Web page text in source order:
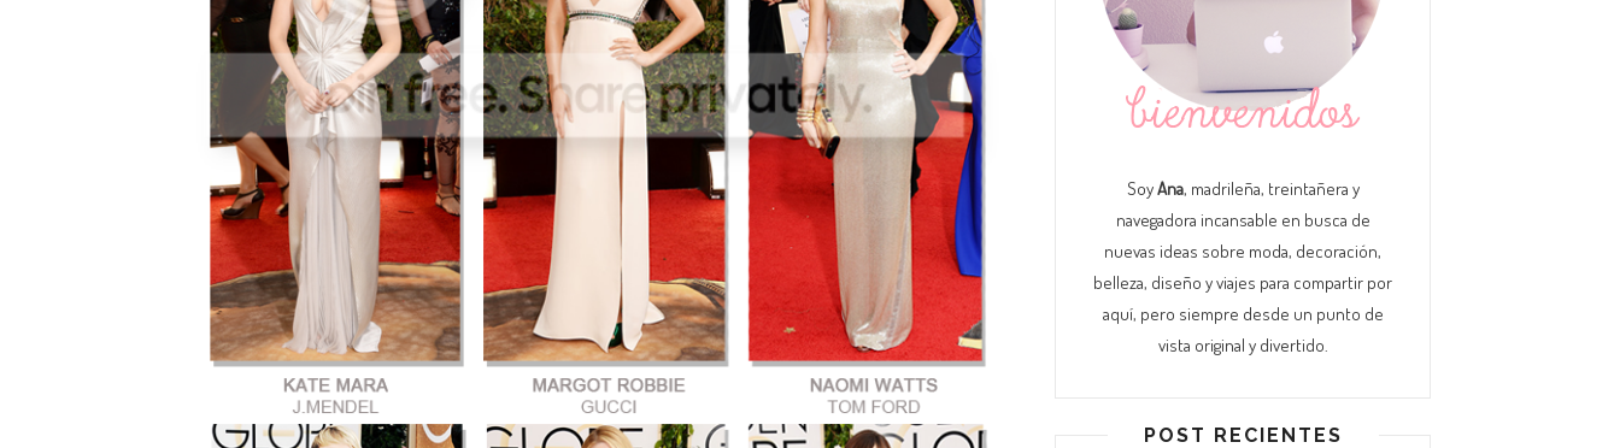
SoyAna, madrileña, treintañera y
navegadora incansable en busca de
nuevas ideas sobre moda, decoración,
belleza, diseño y viajes para compartir por
aquí, pero siempre desde un punto de
vista original y divertido.
POST RECIENTES